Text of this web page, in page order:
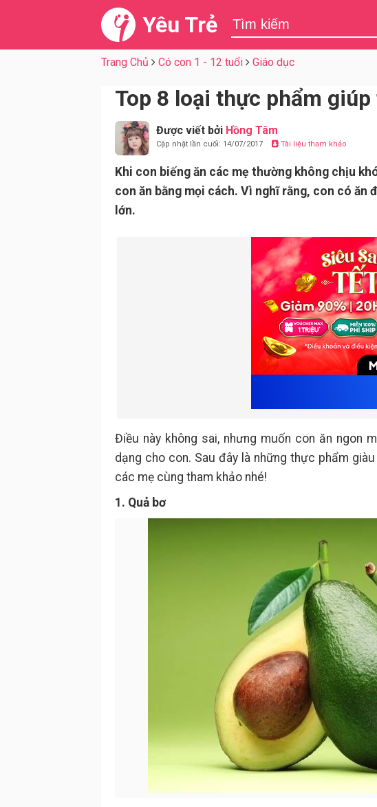
Yêu Trẻ
Trang Chủ Có con 1 - 12 tuổi Giáo dục
Top 8 loại thực phẩm
Được viết bởi Hồng Tâm
Cập nhật lần cuối: 14/07/2017 Tài liệu tham khảo
Khi con biếng ăn các mẹ thường không chịu
con ăn bằng mọi cách. Vì nghĩ rằng, con có ăn
lớn.
Điều này không sai, nhưng muốn con ăn ngon
dạng cho con. Sau đây là những thực phẩm
các mẹ cùng tham khảo nhé!
1. Quả bơ